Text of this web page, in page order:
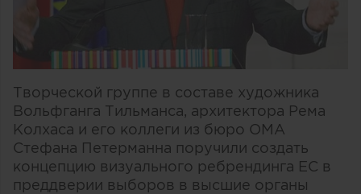
Творческой группе в составе художника
Вольфганга Тильманса, архитектора Рема
Колхаса и его коллеги из бюро OMA
Стефана Петерманна поручили создать
концепцию визуального ребрендинга ЕС в
преддверии выборов в высшие органы